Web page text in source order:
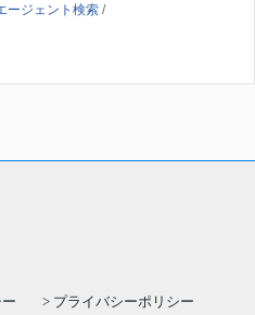
ージェント検索 /
プライバシーポリシー